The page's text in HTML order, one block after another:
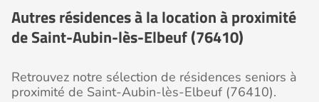
Autres résidences à la location à proximité
de Saint-Aubin-lès-Elbeuf (76410)
Retrouvez notre sélection de résidences seniors à
proximité de Saint-Aubin-lès-Elbeuf (76410).